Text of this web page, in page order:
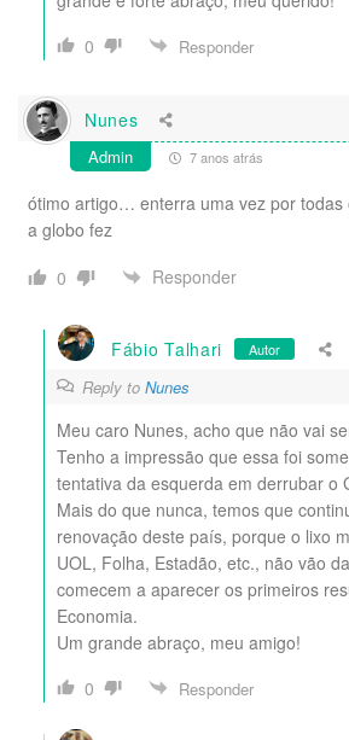
0
Responder
Nunes
Admin 7 anos atrás
ótimo artigo… enterra uma vez por todas
a globo fez
0
Responder
Fábio Talhari Autor
Reply to Nunes
Meu caro Nunes, acho que não vai
Tenho a impressão que essa foi
tentativa da esquerda em derrubar o
Mais do que nunca, temos que
renovação deste país, porque o lixo
UOL, Folha, Estadão, etc., não vão
comecem a aparecer os primeiros
Economia.
Um grande abraço, meu amigo!
0
Responder